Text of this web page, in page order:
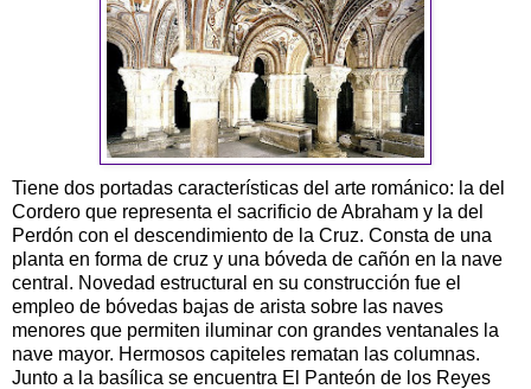
Tiene dos portadas características del arte románico: la del
Cordero que representa el sacrificio de Abraham y la del
Perdón con el descendimiento de la Cruz. Consta de una
planta en forma de cruz y una bóveda de cañón en la nave
central. Novedad estructural en su construcción fue el
empleo de bóvedas bajas de arista sobre las naves
menores que permiten iluminar con grandes ventanales la
nave mayor. Hermosos capiteles rematan las columnas.
Junto a la basílica se encuentra El Panteón de los Reyes